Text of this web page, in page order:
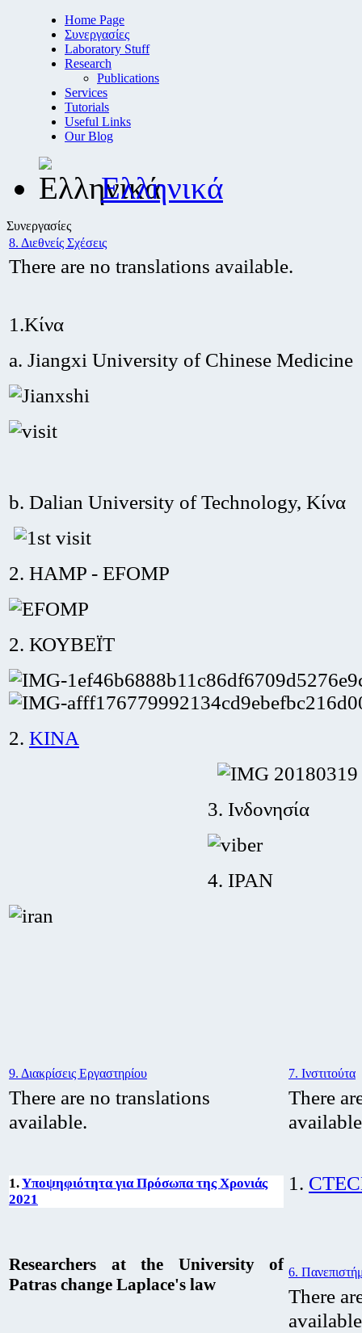
Home Page
Συνεργασίες
Laboratory Stuff
Research
Publications
Services
Tutorials
Useful Links
Our Blog
Ελληνικά
Συνεργασίες
8. Διεθνείς Σχέσεις
There are no translations available.
1.Κίνα
a. Jiangxi University of Chinese Medicine
b. Dalian University of Technology, Κίνα
2. HAMP - EFOMP
2. ΚΟΥΒΕΪΤ
2. ΚΙΝΑ
3. Ινδονησία
4. ΙΡΑΝ
9. Διακρίσεις Εργαστηρίου
There are no translations
available.
1.Υποψηφιότητα για Πρόσωπα της Χρονιάς
2021
Researchers at the University of
Patras change Laplace's law
7. Ινστιτούτα
There
1.
6.
There